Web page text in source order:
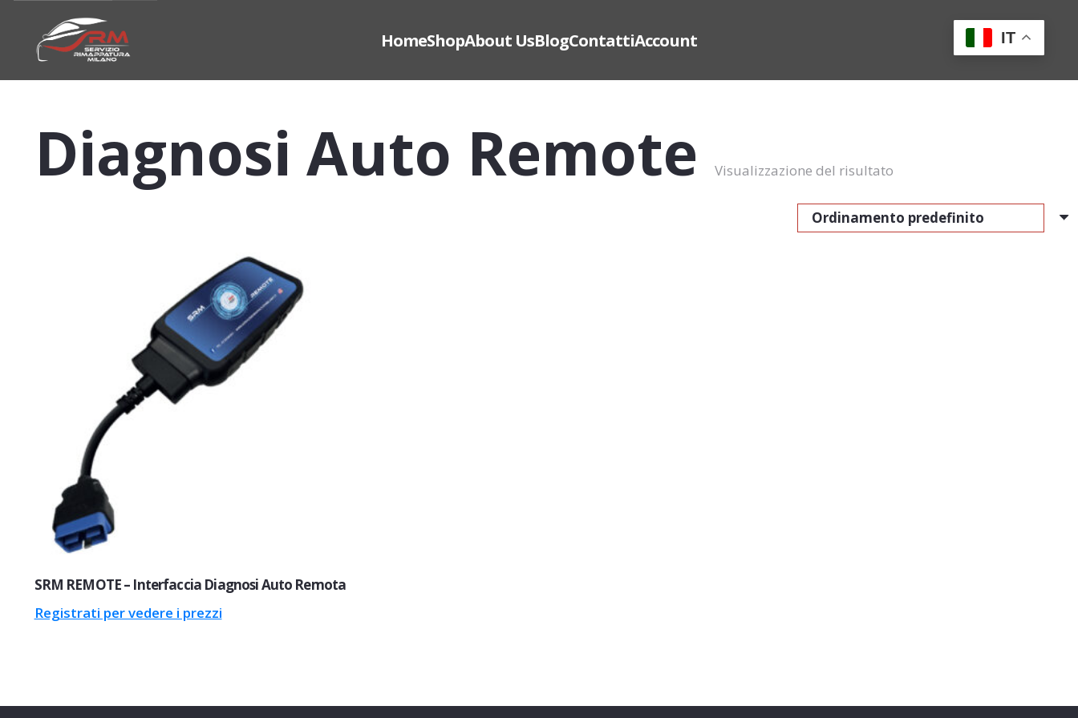
HomeShopAbout UsBlogContattiAccount IT
Diagnosi Auto Remote Visualizzazione del risultato
SRM REMOTE – Interfaccia Diagnosi Auto Remota
Registrati per vedere i prezzi